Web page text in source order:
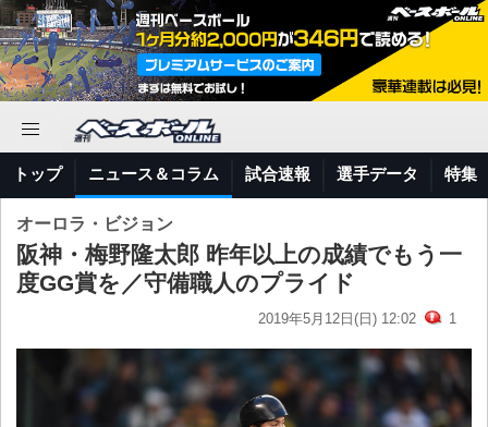
トップ ニュース＆コラム 試合速報 選手データ 特集
オーロラ・ビジョン
阪神・梅野隆太郎 昨年以上の成績でもう一
度GG賞を／守備職人のプライド
2019年5月12日(日) 12:02 1